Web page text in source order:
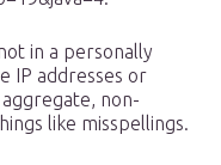
in a personally
IP addresses or
non-
like misspellings.